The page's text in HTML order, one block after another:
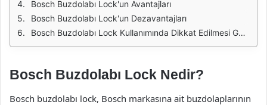
Bosch Buzdolabı Lock'un Avantajları
Bosch Buzdolabı Lock'un Dezavantajları
Bosch Buzdolabı Lock Kullanımında Dikkat Edilmesi Gerekenler
Bosch Buzdolabı Lock Nedir?
Bosch buzdolabı lock, Bosch markasına ait buzdolaplarının